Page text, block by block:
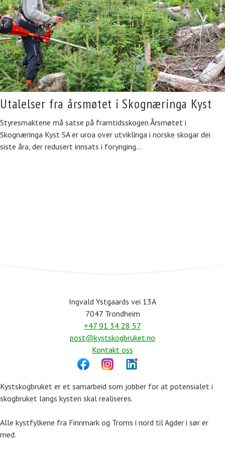
Utalelser fra årsmøtet i Skognæringa Kyst
Styresmaktene må satse på framtidsskogen Årsmøtet i
Skognæringa Kyst SA er uroa over utviklinga i norske skogar dei
siste åra, der redusert innsats i forynging…
Ingvald Ystgaards vei 13A
7047 Trondheim
+47 91 34 28 57
post@kystskogbruket.no
Kontakt oss
Kystskogbruket er et samarbeid som jobber for at potensialet i
skogbruket langs kysten skal realiseres.
Alle kystfylkene fra Finnmark og Troms i nord til Agder i sør er
med.